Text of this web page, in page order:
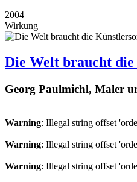
2004
Wirkung
Die Welt braucht
Georg Paulmichl, Maler
Warning: Illegal string offset
Warning: Illegal string offset
Warning: Illegal string offset